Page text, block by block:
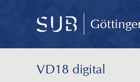
VD18 digital